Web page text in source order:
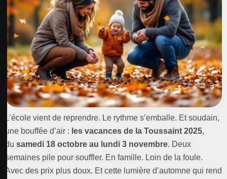
L’école vient de reprendre. Le rythme s’emballe. Et soudain,
une bouffée d’air : les vacances de la Toussaint 2025,
du samedi 18 octobre au lundi 3 novembre. Deux
semaines pile pour souffler. En famille. Loin de la foule.
Avec des prix plus doux. Et cette lumière d’automne qui rend